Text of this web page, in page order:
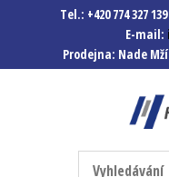
Tel.: +420 774 327
E-mail:
Prodejna: Nade
Happymodel.cz